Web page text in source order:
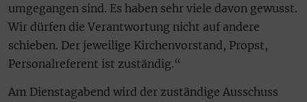
umgegangen sind. Es haben sehr viele davon gewusst.
Wir dürfen die Verantwortung nicht auf andere
schieben. Der jeweilige Kirchenvorstand, Propst,
Personalreferent ist zuständig.“
Am Dienstagabend wird der zuständige Ausschuss